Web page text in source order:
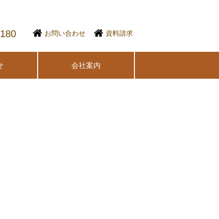
お問い合わせ 資料請求
会社案内